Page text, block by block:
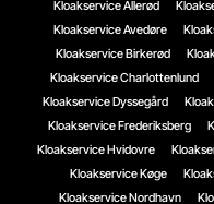
Kloakservice Allerød
Kloakservice Avedøre
Kloakservice Birkerød
Kloakservice Charlottenlund
Kloakservice Dyssegård
Kloakservice Frederiksberg
Kloakservice Hvidovre
Kloakservice Køge
Kloakservice Nordhavn